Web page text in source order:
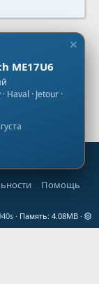
Помощь
Память 4.08MB
ME17U6
Haval · Jetour ·